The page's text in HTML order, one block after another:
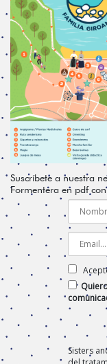
Suscríbete a nuestra
Formentera en pdf
Sisters